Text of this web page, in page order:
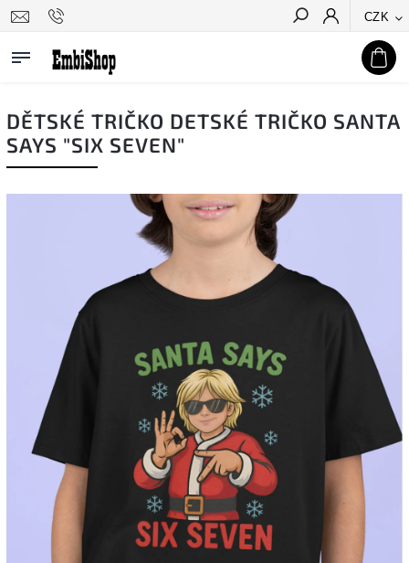
CZK
Hledat
DĚTSKÉ TRIČKO DETSKÉ TRIČKO SANTA
SAYS "SIX SEVEN"